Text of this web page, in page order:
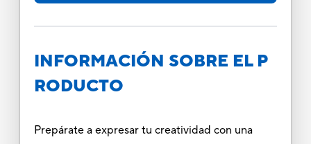
INFORMACIÓN SOBRE EL P
RODUCTO
Prepárate a expresar tu creatividad con una